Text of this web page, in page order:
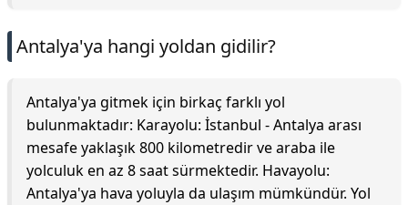
Antalya'ya hangi yoldan gidilir?
Antalya'ya gitmek için birkaç farklı yol
bulunmaktadır: Karayolu: İstanbul - Antalya arası
mesafe yaklaşık 800 kilometredir ve araba ile
yolculuk en az 8 saat sürmektedir. Havayolu:
Antalya'ya hava yoluyla da ulaşım mümkündür. Yol